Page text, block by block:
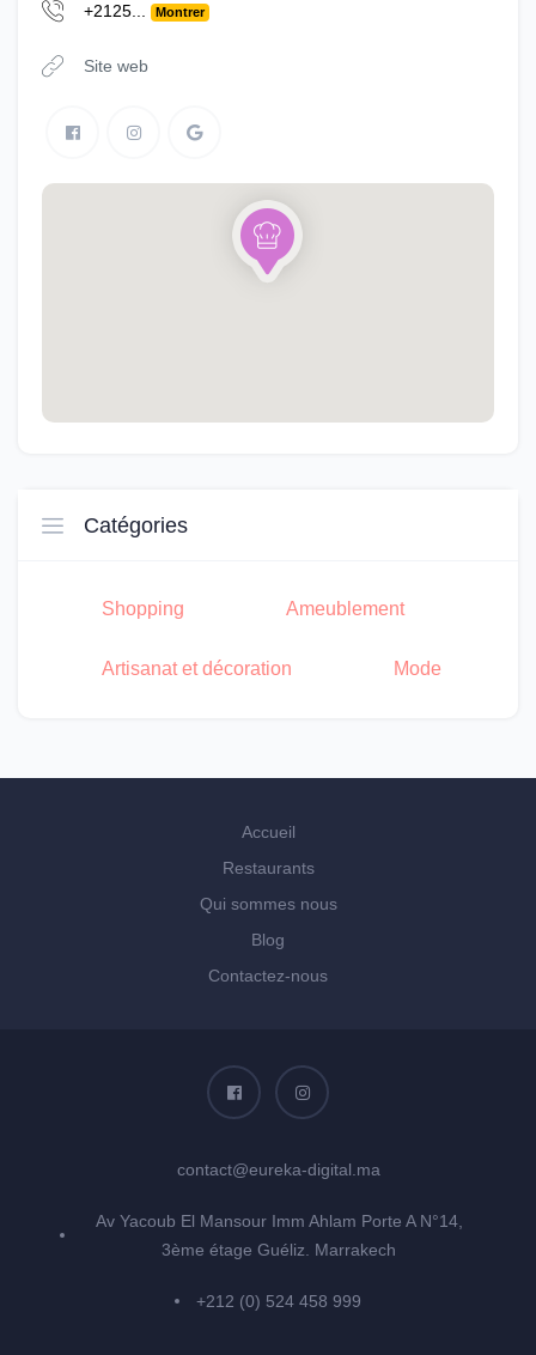
+2125... Montrer
Site web
Catégories
Shopping Ameublement
Artisanat et décoration Mode
Accueil
Restaurants
Qui sommes nous
Blog
Contactez-nous
contact@eureka-digital.ma
Av Yacoub El Mansour Imm Ahlam Porte A N°14,
3ème étage Guéliz. Marrakech
+212 (0) 524 458 999